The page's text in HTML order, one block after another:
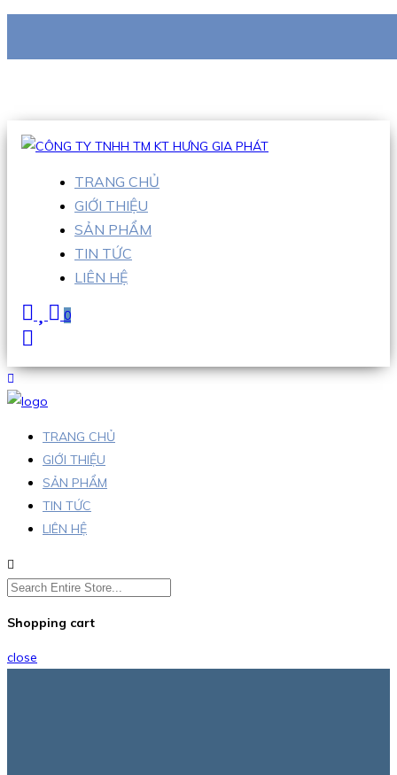
Hotline:0938 710 079
TRANG CHỦ
GIỚI THIỆU
SẢN PHẨM
TIN TỨC
LIÊN HỆ
0
TRANG CHỦ
GIỚI THIỆU
SẢN PHẨM
TIN TỨC
LIÊN HỆ
Shopping cart
close